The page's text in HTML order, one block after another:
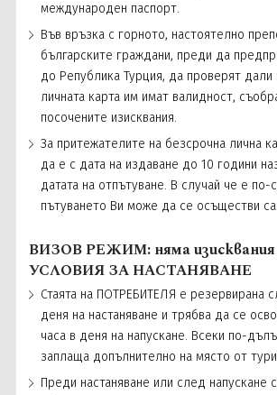
международен паспорт.
Във връзка с горното, настоятелно
българските граждани, преди да
до Република Турция, да проверят дали
личната карта им имат валидност,
посочените изисквания.
За притежателите на безсрочна лична
да е с дата на издаване до 10 години
датата на отпътуване. В случай че е по-
пътуването Ви може да се осъществи
ВИЗОВ РЕЖИМ: няма изисквания
УСЛОВИЯ ЗА НАСТАНЯВАНЕ
Стаята на ПОТРЕБИТЕЛЯ е резервирана
деня на настаняване и трябва да се
часа в деня на напускане. Всеки по-
заплаща допълнително на място от
Преди настаняване или след напускане